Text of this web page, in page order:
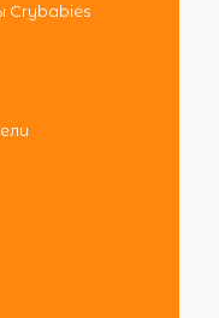
Crybabies